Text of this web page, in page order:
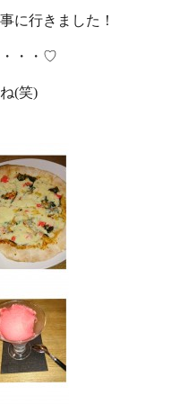
に行きました！
・・・♡
(笑)